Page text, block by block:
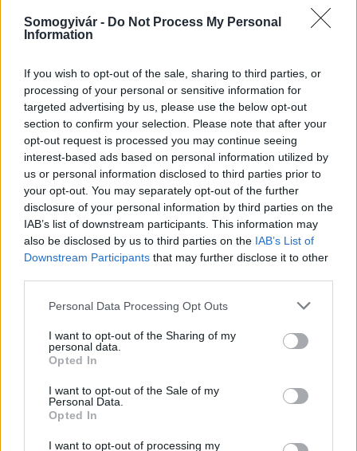
Somogyivár - Do Not Process My Personal
Information
If you wish to opt-out of the sale, sharing to third parties, or
processing of your personal or sensitive information for
targeted advertising by us, please use the below opt-out
section to confirm your selection. Please note that after your
opt-out request is processed you may continue seeing
interest-based ads based on personal information utilized by
us or personal information disclosed to third parties prior to
your opt-out. You may separately opt-out of the further
disclosure of your personal information by third parties on the
IAB’s list of downstream participants. This information may
also be disclosed by us to third parties on the IAB’s List of
Downstream Participants that may further disclose it to other
Please note that this website/app uses one or more Google
not limited to your visit or usage behaviour. You may click to
grant or deny consent to Google and its third-party tags to
use your data for below specified purposes in below Google
consent section.
Personal Data Processing Opt Outs
I want to opt-out of the Sharing of my
personal data.
Opted In
I want to opt-out of the Sale of my
Personal Data.
Opted In
I want to opt-out of processing my
Kecskeméten is szakirányú továbbképzésekkel erősít a
MAGYAR ÉPÍTŐK
Útépítés